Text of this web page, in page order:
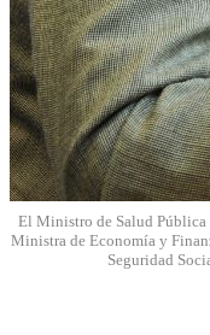
El Ministro de Salud Pública
Ministra de Economía y
Seguridad